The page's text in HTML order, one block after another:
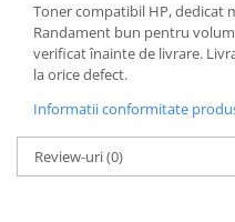
Toner compatibil HP, dedicat
Randament bun pentru
verificat înainte de livrare.
la orice defect.
Informatii conformitate
Review-uri(0)